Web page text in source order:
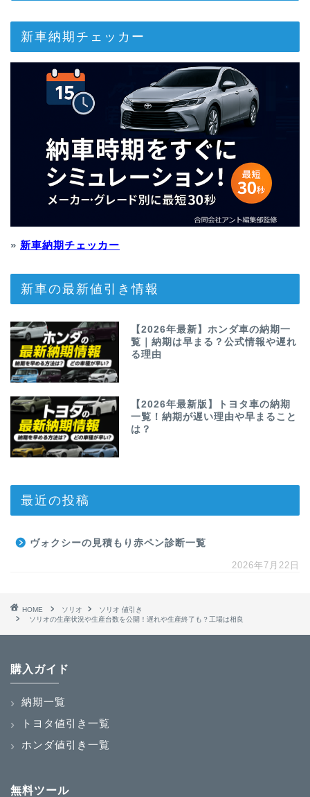
新車納期チェッカー
» 新車納期チェッカー
新車の最新値引き情報
【2026年最新】ホンダ車の納期一
覧｜納期は早まる？公式情報や遅れ
る理由
【2026年最新版】トヨタ車の納期
一覧！納期が遅い理由や早まること
は？
最近の投稿
ヴォクシーの見積もり赤ペン診断一覧
2026年7月22日
HOME ソリオ
ソリオ 値引き
ソリオの生産状況や生産台数を公開！遅れや生産終了も？工場は相良
購入ガイド
納期一覧
トヨタ値引き一覧
ホンダ値引き一覧
無料ツール